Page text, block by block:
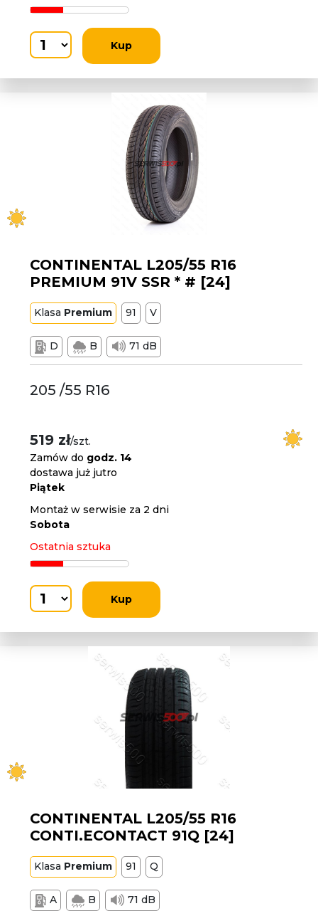
Kup
CONTINENTAL L205/55 R16
PREMIUM 91V SSR * # [24]
Klasa Premium 91 V
D B 71 dB
205 /55 R16
519 zł/szt.
Zamów do godz. 14
dostawa już jutro
Piątek
Montaż w serwisie za 2 dni
Sobota
Ostatnia sztuka
Kup
CONTINENTAL L205/55 R16
CONTI.ECONTACT 91Q [24]
Klasa Premium 91 Q
A B 71 dB